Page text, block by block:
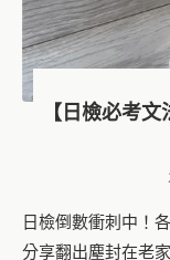
【日檢必考
日檢倒數衝刺中！
分享翻出塵封在老